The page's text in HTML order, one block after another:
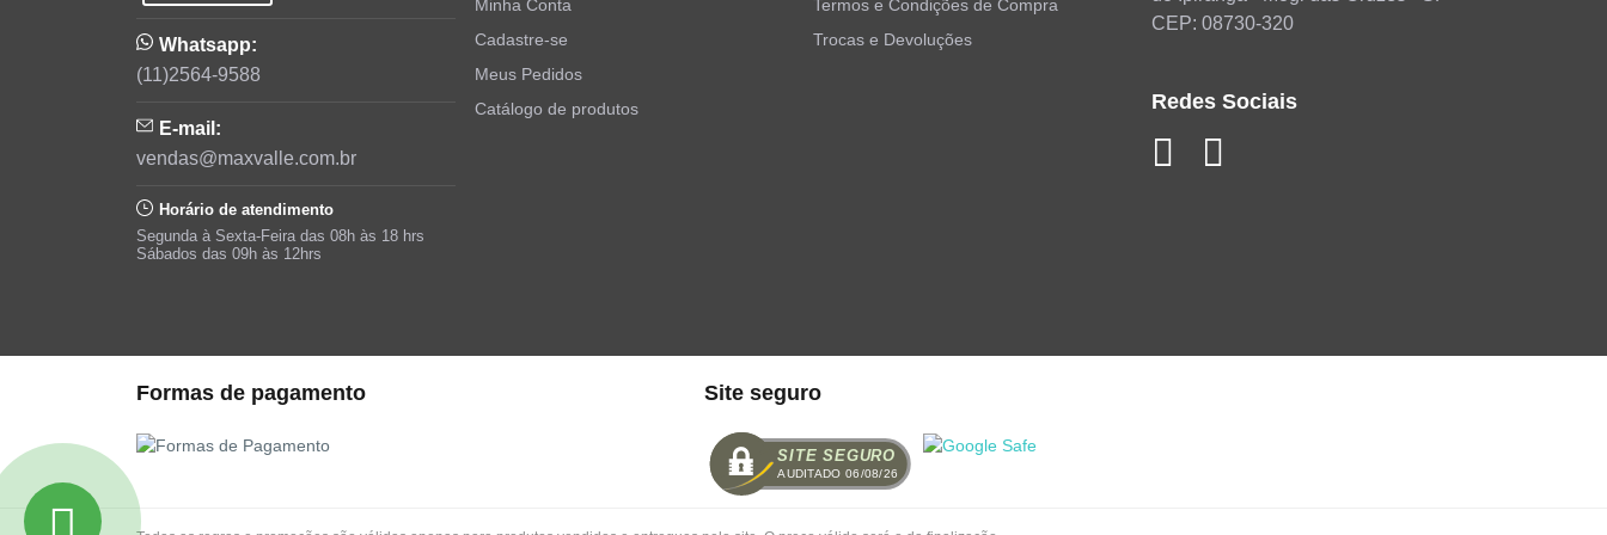
Whatsapp:
(11)2564-9588
E-mail:
vendas@maxvalle.com.br
Horário de atendimento
Segunda à Sexta-Feira das 08h às 18 hrs
Sábados das 09h às 12hrs
Minha Conta
Cadastre-se
Meus Pedidos
Catálogo de produtos
Termos e Condições de Compra
Trocas e Devoluções
CEP: 08730-320
Redes Sociais
Formas de pagamento Site seguro
SITE SEGURO
AUDITADO 06/08/26